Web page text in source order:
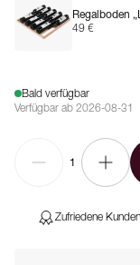
Regalboden
49 €
Bald verfügbar
Verfügbar ab 2026-08-31
1
Zufriedene Kunden